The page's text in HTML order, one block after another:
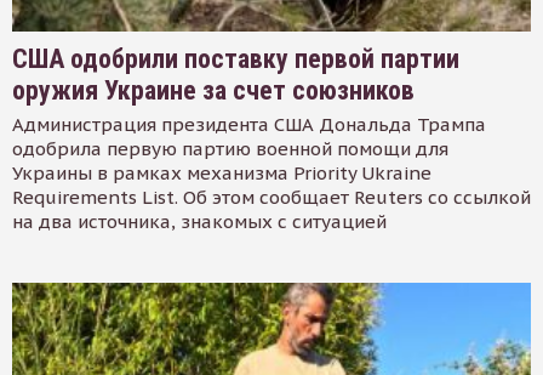
США одобрили поставку первой партии
оружия Украине за счет союзников
Администрация президента США Дональда Трампа
одобрила первую партию военной помощи для
Украины в рамках механизма Priority Ukraine
Requirements List. Об этом сообщает Reuters со ссылкой
на два источника, знакомых с ситуацией